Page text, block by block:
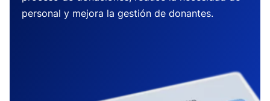
personal y mejora la gestión de donantes.